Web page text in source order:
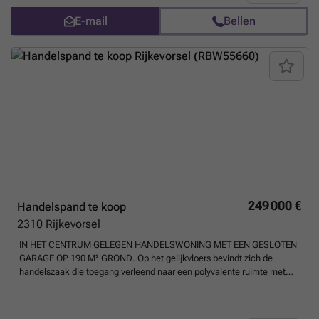
E-mail Bellen
249 000 €
Handelspand te koop
2310 Rijkevorsel
IN HET CENTRUM GELEGEN HANDELSWONING MET EEN GESLOTEN
GARAGE OP 190 M² GROND. Op het gelijkvloers bevindt zich de
handelszaak die toegang verleend naar een polyvalente ruimte met